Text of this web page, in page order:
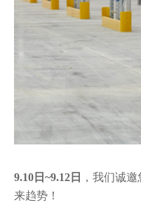
9.10日~9.12日 ，我们诚
来趋势！